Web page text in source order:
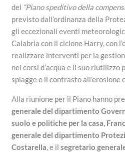
del “Piano speditivo della
previsto dall’ordinanza della
gli eccezionali eventi
Calabria con il ciclone Harry, con
realizzare interventi per la
nei corsi d’acqua e il suo
spiagge e il contrasto all’erosione
Alla riunione per il Piano hanno
generale del dipartimento
suolo e politiche per la casa,
generale del dipartimento
Costarella, e ilsegretario